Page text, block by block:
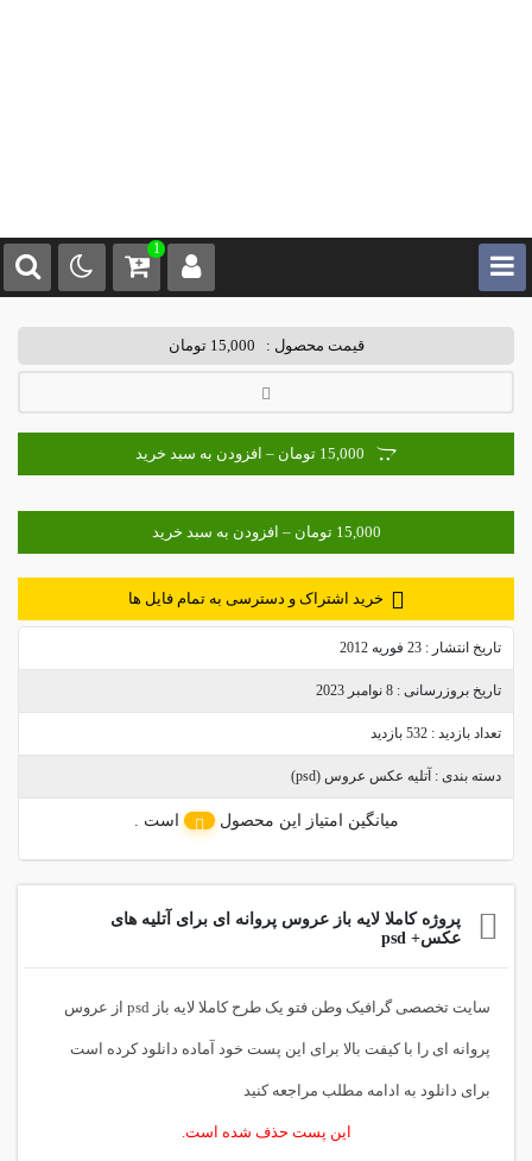
1
قیمت محصول : 15,000 تومان
15,000 تومان – افزودن به سبد خرید
خرید اشتراک و دسترسی به تمام فایل ها
تاریخ انتشار : 23 فوریه 2012
تاریخ بروزرسانی : 8 نوامبر 2023
تعداد بازدید : 532 بازدید
دسته بندی : آتلیه عکس عروس (psd)
میانگین امتیاز این محصول است .
پروژه کاملا لایه باز عروس پروانه ای برای آتلیه های
عکس+ psd
سایت تخصصی گرافیک وطن فتو یک طرح کاملا لایه باز psd از عروس
پروانه ای را با کیفت بالا برای این پست خود آماده دانلود کرده است
برای دانلود به ادامه مطلب مراجعه کنید
این پست حذف شده است.